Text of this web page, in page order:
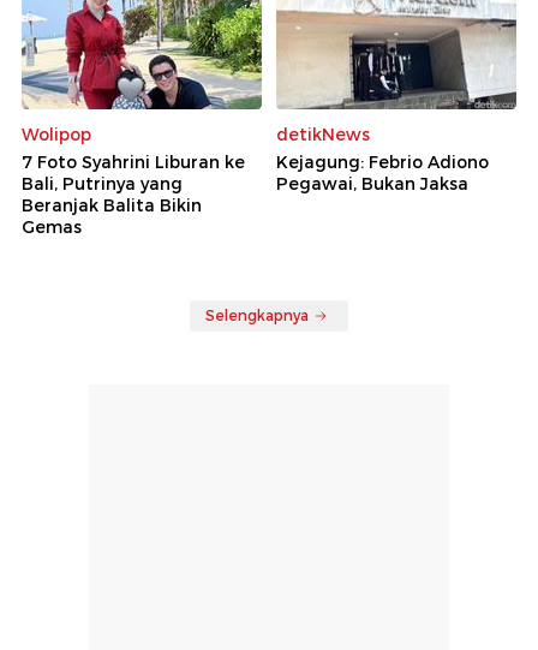
Wolipop
7 Foto Syahrini Liburan ke
Bali, Putrinya yang
Beranjak Balita Bikin
Gemas
detikNews
Kejagung: Febrio Adiono
Pegawai, Bukan Jaksa
Selengkapnya